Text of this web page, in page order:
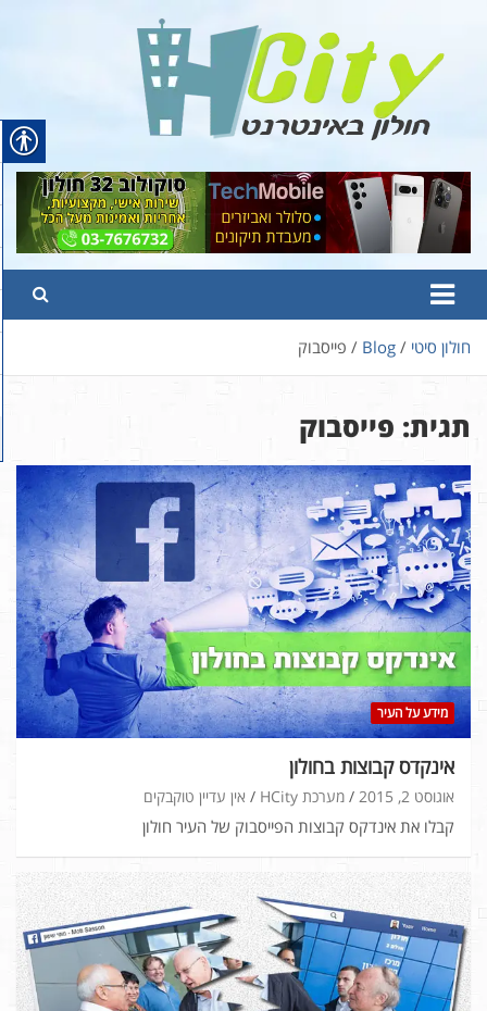
content
Hcity – חולון באינטרנט
פורטל החדשות והמידע של חולון
חולון סיטי Blog פייסבוק
תגית: פייסבוק
מידע על העיר
אינקדס קבוצות בחולון
אוגוסט 2, 2015 מערכת HCity אין עדיין טוקבקים
קבלו את אינדקס קבוצות הפייסבוק של העיר חולון